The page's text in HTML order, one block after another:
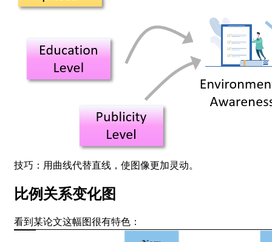
技巧：用曲线代替直线，使图像更加灵动。
比例关系变化图
看到某论文这幅图很有特色：